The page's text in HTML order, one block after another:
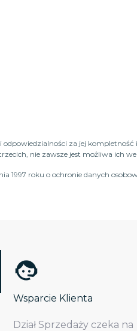
za jej kompletność
nie zawsze jest możliwa ich
roku o ochronie danych
Wsparcie Klienta
Dział Sprzedaży czeka na